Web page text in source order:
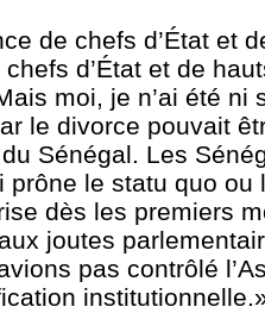
de chefs d’État et
d’État et de
moi, je n’ai été ni
le divorce pouvait
Sénégal. Les
le statu quo ou
dès les premiers
joutes
pas contrôlé